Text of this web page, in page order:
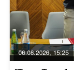
06.08.2026, 15:25